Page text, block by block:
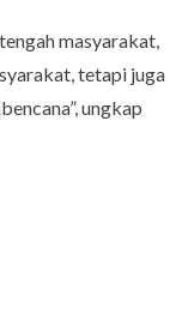
masyarakat,
tetapi juga
ungkap